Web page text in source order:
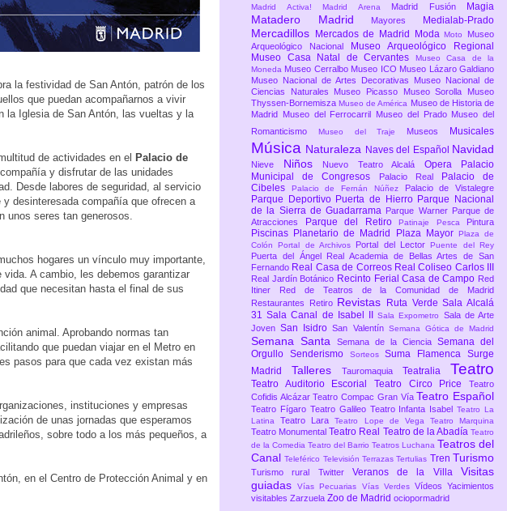
la festividad de San Antón, patrón de los
que puedan acompañarnos a vivir
la Iglesia de San Antón, las vueltas y la
de actividades en el Palacio de
y disfrutar de las unidades
Desde labores de seguridad, al servicio
desinteresada compañía que ofrecen a
unos seres tan generosos.
hogares un vínculo muy importante,
A cambio, les debemos garantizar
que necesitan hasta el final de sus
animal. Aprobando normas tan
que puedan viajar en el Metro en
pasos para que cada vez existan más
instituciones y empresas
de unas jornadas que esperamos
sobre todo a los más pequeños, a
en el Centro de Protección Animal y en
Madrid Activa! Madrid Arena Madrid Fusión Magia
Matadero Madrid Mayores Medialab-Prado
Mercadillos Mercados de Madrid ModaMoto Museo
Arqueológico Nacional
Museo Arqueológico Regional
Museo Casa Natal de Cervantes
Museo Casa de la
Moneda Museo Cerralbo Museo ICO Museo Lázaro Galdiano
Museo Nacional de Artes Decorativas Museo Nacional de
Ciencias Naturales Museo Picasso Museo Sorolla Museo
Thyssen-BornemiszaMuseo de América Museo de Historia de
Madrid
Museo del Ferrocarril Museo del Prado Museo del
Romanticismo
Museo del Traje Museos Musicales
Música Naturaleza Naves del Español Navidad
Nieve Niños Nuevo Teatro Alcalá Opera
Palacio
Municipal de Congresos
Palacio Real
Palacio de
Cibeles
Palacio de Fernán Núñez Palacio de Vistalegre
Parque Deportivo Puerta de Hierro Parque Nacional
de la Sierra de Guadarrama Parque Warner Parque de
Atracciones
Parque del Retiro Patinaje Pesca Pintura
Piscinas Planetario de Madrid Plaza Mayor
Plaza de
Colón Portal de Archivos Portal del LectorPuente del Rey
Puerta del Ángel
Real Academia de Bellas Artes de San
Fernando Real Casa de Correos Real Coliseo Carlos III
Real Jardín Botánico Recinto Ferial Casa de Campo Red
Itiner
Red de Teatros de la Comunidad de Madrid
Restaurantes
Retiro Revistas Ruta VerdeSala Alcalá
31Sala Canal de Isabel IISala Expometro Sala de Arte
JovenSan IsidroSan Valentín Semana Gótica de Madrid
Semana Santa Semana de la Ciencia Semana del
Orgullo Senderismo SorteosSuma FlamencaSurge
Madrid Talleres Tauromaquia Teatralia Teatro
Teatro Auditorio Escorial Teatro Circo Price Teatro
Cofidis AlcázarTeatro Compac Gran Vía Teatro Español
Teatro Fígaro Teatro Galileo Teatro Infanta IsabelTeatro La
Latina Teatro LaraTeatro Lope de Vega Teatro Marquina
Teatro Monumental Teatro Real Teatro de la Abadía Teatro
de la Comedia Teatro del Barrio Teatros Luchana Teatros del
CanalTeleférico TelevisiónTerrazasTertulias Tren Turismo
Turismo rural Twitter Veranos de la VillaVisitas
guiadasVías Pecuarias Vías Verdes VídeosYacimientos
visitables Zarzuela Zoo de Madrid ociopormadrid